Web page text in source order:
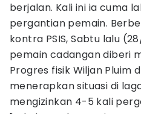
berjalan. Kali ini ia cuma
pergantian pemain.
kontra PSIS, Sabtu lalu
pemain cadangan diberi
Progres fisik Wiljan Pluim
menerapkan situasi di
mengizinkan 4-5 kali